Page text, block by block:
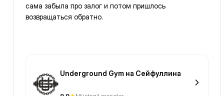
сама забыла про залог и потом пришлось
возвращаться обратно.
Underground Gym на Сейфуллина